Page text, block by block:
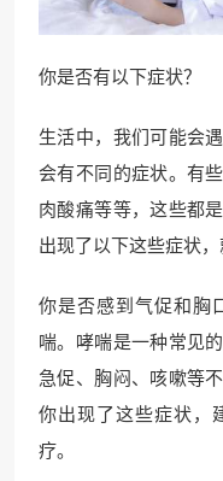
你是否有以下症状？
生活中，我们可能会
会有不同的症状。有
肉酸痛等等，这些都
出现了以下这些症状，
你是否感到气促和胸
喘。哮喘是一种常见
急促、胸闷、咳嗽等
你出现了这些症状，
疗。